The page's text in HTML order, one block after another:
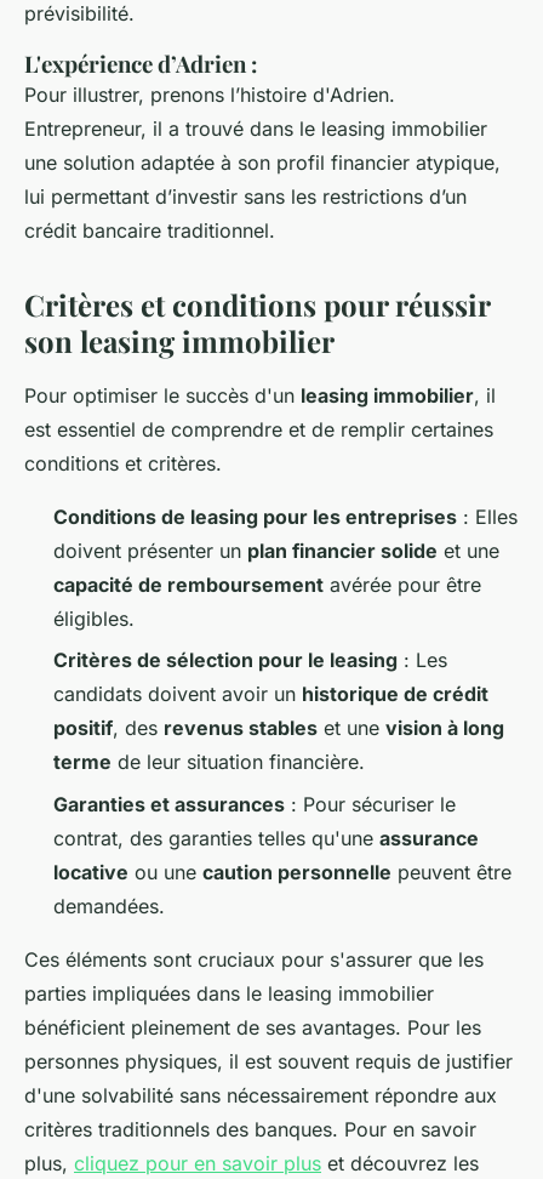
prévisibilité.
L'expérience d’Adrien :
Pour illustrer, prenons l’histoire d'Adrien.
Entrepreneur, il a trouvé dans le leasing immobilier
une solution adaptée à son profil financier atypique,
lui permettant d’investir sans les restrictions d’un
crédit bancaire traditionnel.
Critères et conditions pour réussir
son leasing immobilier
Pour optimiser le succès d'un leasing immobilier, il
est essentiel de comprendre et de remplir certaines
conditions et critères.
Conditions de leasing pour les entreprises : Elles
doivent présenter un plan financier solide et une
capacité de remboursement avérée pour être
éligibles.
Critères de sélection pour le leasing : Les
candidats doivent avoir un historique de crédit
positif, des revenus stables et une vision à long
terme de leur situation financière.
Garanties et assurances : Pour sécuriser le
contrat, des garanties telles qu'une assurance
locative ou une caution personnelle peuvent être
demandées.
Ces éléments sont cruciaux pour s'assurer que les
parties impliquées dans le leasing immobilier
bénéficient pleinement de ses avantages. Pour les
personnes physiques, il est souvent requis de justifier
d'une solvabilité sans nécessairement répondre aux
critères traditionnels des banques. Pour en savoir
plus, cliquez pour en savoir plus et découvrez les